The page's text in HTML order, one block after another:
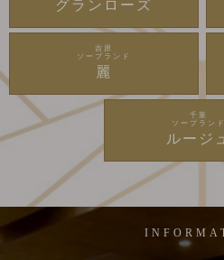
グランローズ
吉原
ソープランド
麗
千葉
ソープランド
ルージュ